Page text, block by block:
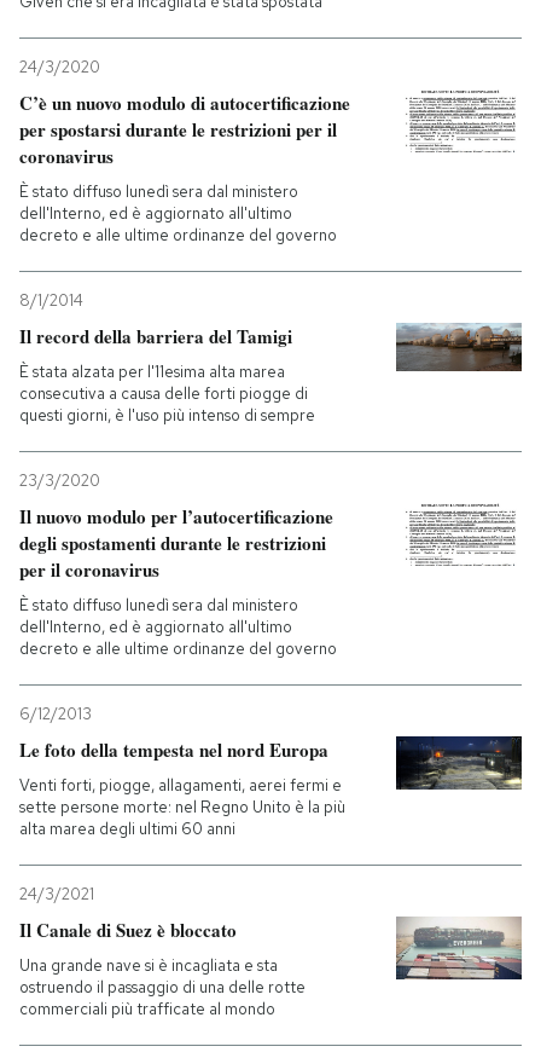
24/3/2020
C’è un nuovo modulo di autocertificazione
per spostarsi durante le restrizioni per il
coronavirus
È stato diffuso lunedì sera dal ministero
dell'Interno, ed è aggiornato all'ultimo
decreto e alle ultime ordinanze del governo
8/1/2014
Il record della barriera del Tamigi
È stata alzata per l'11esima alta marea
consecutiva a causa delle forti piogge di
questi giorni, è l'uso più intenso di sempre
23/3/2020
Il nuovo modulo per l’autocertificazione
degli spostamenti durante le restrizioni
per il coronavirus
È stato diffuso lunedì sera dal ministero
dell'Interno, ed è aggiornato all'ultimo
decreto e alle ultime ordinanze del governo
6/12/2013
Le foto della tempesta nel nord Europa
Venti forti, piogge, allagamenti, aerei fermi e
sette persone morte: nel Regno Unito è la più
alta marea degli ultimi 60 anni
24/3/2021
Il Canale di Suez è bloccato
Una grande nave si è incagliata e sta
ostruendo il passaggio di una delle rotte
commerciali più trafficate al mondo